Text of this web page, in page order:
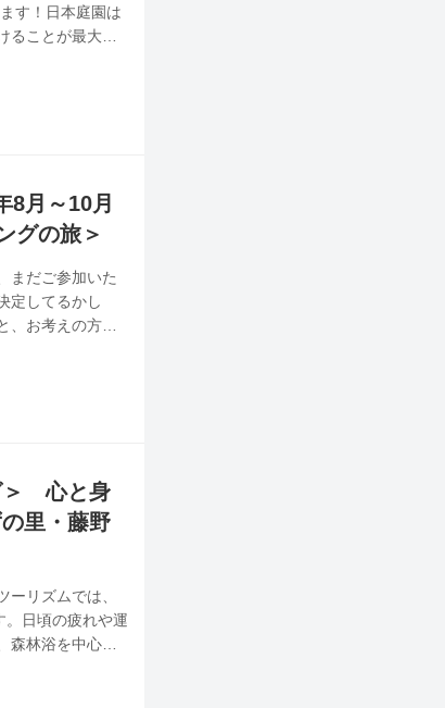
す！日本庭園は
ることが最大の
異なる表情を
ガイディングレ
す。
8月～10月
グの旅＞
まだご参加いた
定してるかし
お考えの方！
お申し込みく
＞ 心と身
里・藤野
リズムでは、
。日頃の疲れや運
森林浴を中心と
セラピストの
ゲーターの2名が